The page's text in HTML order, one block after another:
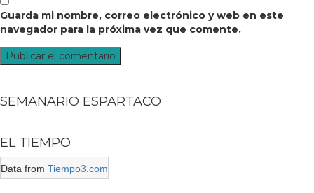
Guarda mi nombre, correo electrónico y web en este
navegador para la próxima vez que comente.
SEMANARIO ESPARTACO
EL TIEMPO
Data from Tiempo3.com